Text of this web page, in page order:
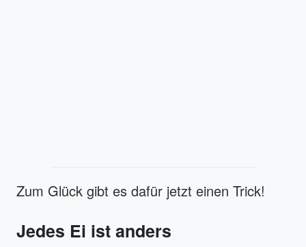
Zum Glück gibt es dafür jetzt einen Trick!
Jedes Ei ist anders